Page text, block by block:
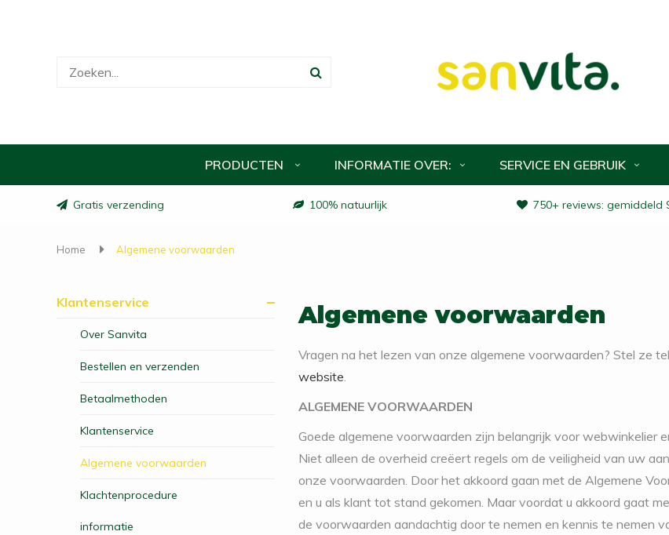
PRODUCTEN INFORMATIE OVER: SERVICE EN GEBRUIK
Gratis verzending 100% natuurlijk 750+ reviews: gemiddeld
Home Algemene voorwaarden
Klantenservice
Over Sanvita
Bestellen en verzenden
Betaalmethoden
Klantenservice
Algemene voorwaarden
Klachtenprocedure
informatie
Algemene voorwaarden
Vragen na het lezen van onze algemene voorwaarden? Stel ze
website.
ALGEMENE VOORWAARDEN
Goede algemene voorwaarden zijn belangrijk voor webwinkelier
Niet alleen de overheid creëert regels om de veiligheid van uw
onze voorwaarden. Door het akkoord gaan met de Algemene
en u als klant tot stand gekomen. Maar voordat u akkoord gaat
de voorwaarden aandachtig door te nemen en kennis te nemen